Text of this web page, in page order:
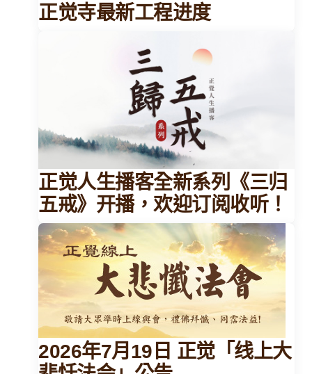
正觉寺最新工程进度
正觉人生播客全新系列《三归
五戒》开播，欢迎订阅收听！
2026年7月19日 正觉「线上大